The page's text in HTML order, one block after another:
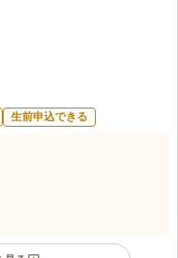
生前申込できる